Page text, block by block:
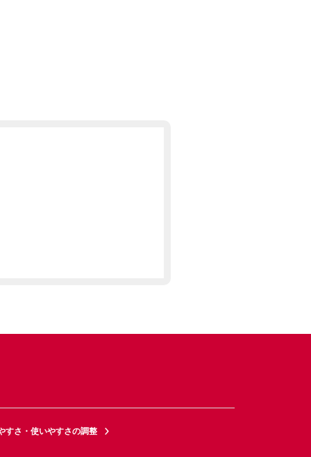
すさ・使いやすさの調整